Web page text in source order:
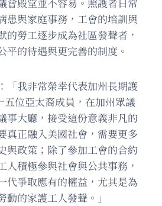
患與家庭事務，工會的培訓與
的勞工逐步成為社區發聲者，
平的待遇與更完善的制度。
「我非常榮幸代表加州長期護
五位亞太裔成員，在加州眾議
事大廳，接受這份意義非凡的
真正融入美國社會，需要更多
與政策；除了參加工會的合約
人積極參與社會與公共事務，
代爭取應有的權益，尤其是為
的家護工人發聲。」